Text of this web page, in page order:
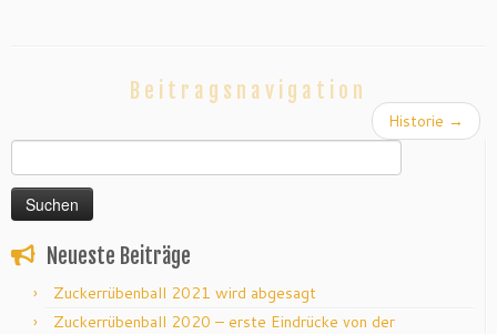
Beitragsnavigation
Historie →
Suchen
nach:
Neueste Beiträge
Zuckerrübenball 2021 wird abgesagt
Zuckerrübenball 2020 – erste Eindrücke von der